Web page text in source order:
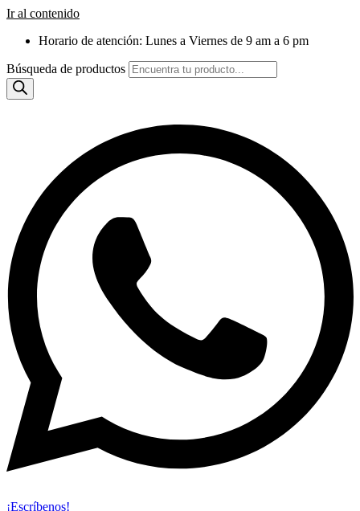
Ir al contenido
Horario de atención: Lunes a Viernes de 9 am a 6 pm
Búsqueda de productos
¡Escríbenos!